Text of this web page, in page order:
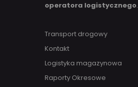
operatora logistycznego.
Transport drogowy
Kontakt
Logistyka magazynowa
Raporty Okresowe